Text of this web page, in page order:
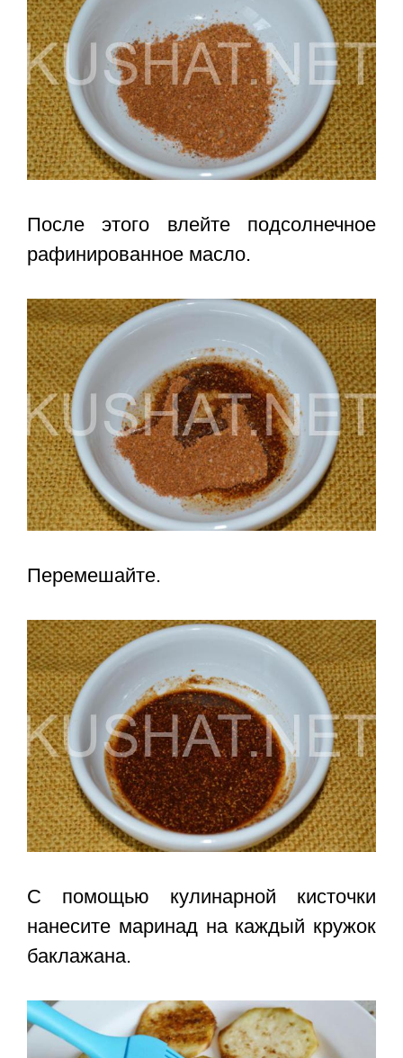
После этого влейте подсолнечное
рафинированное масло.
Перемешайте.
С помощью кулинарной кисточки
нанесите маринад на каждый кружок
баклажана.